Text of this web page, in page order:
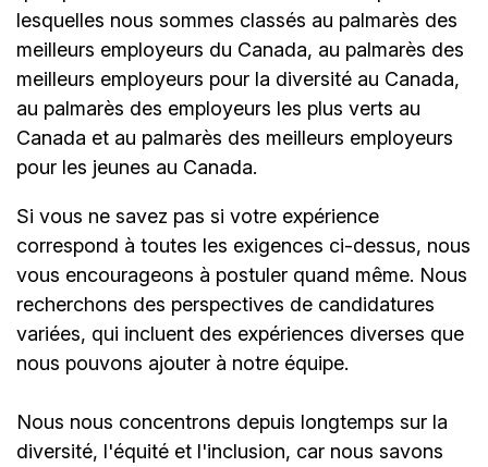
lesquelles nous sommes classés au palmarès des
meilleurs employeurs du Canada, au palmarès des
meilleurs employeurs pour la diversité au Canada,
au palmarès des employeurs les plus verts au
Canada et au palmarès des meilleurs employeurs
pour les jeunes au Canada.
Si vous ne savez pas si votre expérience
correspond à toutes les exigences ci-dessus, nous
vous encourageons à postuler quand même. Nous
recherchons des perspectives de candidatures
variées, qui incluent des expériences diverses que
nous pouvons ajouter à notre équipe.
Nous nous concentrons depuis longtemps sur la
diversité, l'équité et l'inclusion, car nous savons